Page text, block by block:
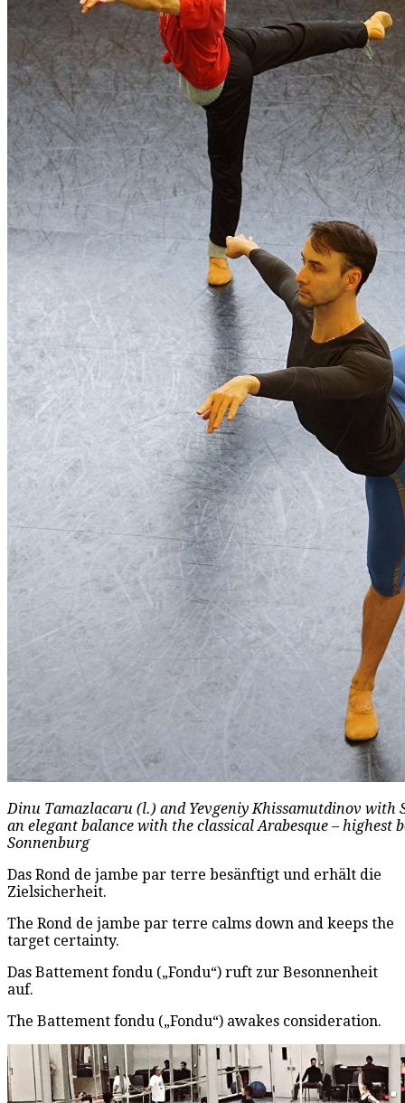
Dinu Tamazlacaru (l.) and Yevgeniy Khissamutdinov with
an elegant balance with the classical Arabesque – highest
Sonnenburg
Das Rond de jambe par terre besänftigt und erhält die
Zielsicherheit.
The Rond de jambe par terre calms down and keeps the
target certainty.
Das Battement fondu („Fondu“) ruft zur Besonnenheit
auf.
The Battement fondu („Fondu“) awakes consideration.